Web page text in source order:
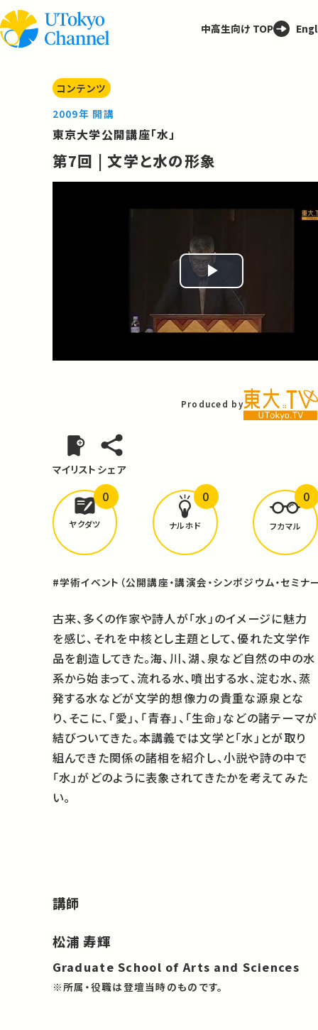
中高生向け TOP
コンテンツ
2009年 開講
東京大学公開講座「水」
第7回 | 文学と水の形象
Play
Video
Produced by
マイリスト シェア
どんな学びがありましたか？
ヤクダツ
0
ナルホド
0
フカマル
0
#学術イベント（公開講座・講演会・シンポジウム・セミナ
古来、多くの作家や詩人が「水」のイメージに魅力
を感じ、それを中核とし主題として、優れた文学作
品を創造してきた。海、川、湖、泉など自然の中の水
系から始まって、流れる水、噴出する水、淀む水、蒸
発する水などが文学的想像力の貴重な源泉とな
り、そこに、「愛」、「青春」、「生命」などの諸テーマが
結びついてきた。本講義では文学と「水」とが取り
組んできた関係の諸相を紹介し、小説や詩の中で
「水」がどのように表象されてきたかを考えてみた
い。
講師
松浦 寿輝
Graduate School of Arts and Sciences
※所属・役職は登壇当時のものです。